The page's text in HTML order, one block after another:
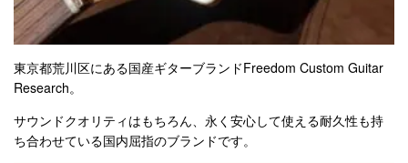
東京都荒川区にある国産ギターブランドFreedom Custom Guitar
Research。
サウンドクオリティはもちろん、永く安心して使える耐久性も持
ち合わせている国内屈指のブランドです。